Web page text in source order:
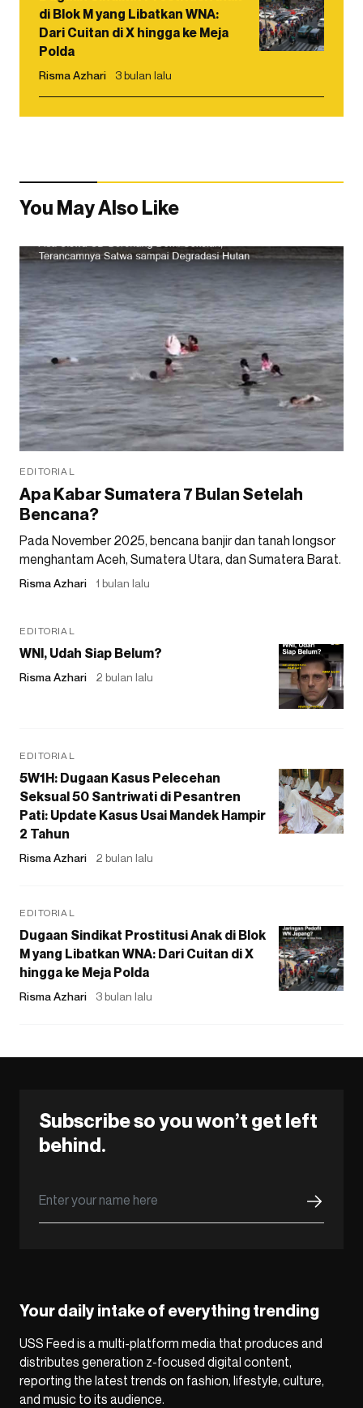
di Blok M yang Libatkan WNA:
Dari Cuitan di X hingga ke Meja
Polda
Risma Azhari 3 bulan lalu
You May Also Like
EDITORIAL
Apa Kabar Sumatera 7 Bulan Setelah
Bencana?
Pada November 2025, bencana banjir dan tanah longsor
menghantam Aceh, Sumatera Utara, dan Sumatera Barat.
Risma Azhari 1 bulan lalu
EDITORIAL
WNI, Udah Siap Belum?
Risma Azhari 2 bulan lalu
EDITORIAL
5W1H: Dugaan Kasus Pelecehan
Seksual 50 Santriwati di Pesantren
Pati: Update Kasus Usai Mandek Hampir
2 Tahun
Risma Azhari 2 bulan lalu
EDITORIAL
Dugaan Sindikat Prostitusi Anak di Blok
M yang Libatkan WNA: Dari Cuitan di X
hingga ke Meja Polda
Risma Azhari 3 bulan lalu
Subscribe so you won’t get left
behind.
Your daily intake of everything trending
USS Feed is a multi-platform media that produces and
distributes generation z-focused digital content,
reporting the latest trends on fashion, lifestyle, culture,
and music to its audience.